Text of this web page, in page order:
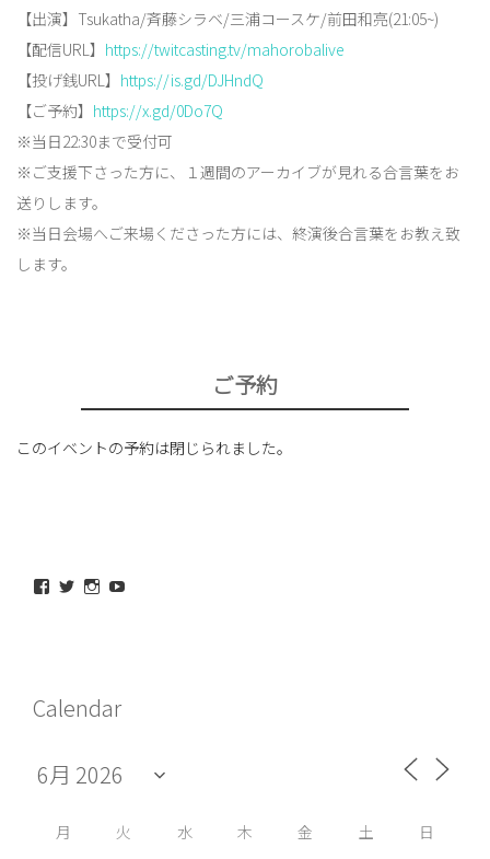
【出演】Tsukatha/斉藤シラベ/三浦コースケ/前田和亮(21:05~)
【配信URL】 https://twitcasting.tv/mahorobalive
【投げ銭URL】 https://is.gd/DJHndQ
【ご予約】 https://x.gd/0Do7Q
※当日22:30まで受付可
※ご支援下さった方に、１週間のアーカイブが見れる合言葉をお
送りします。
※当日会場へご来場くださった方には、終演後合言葉をお教え致
します。
ご予約
このイベントの予約は閉じられました。
maeda_kazuaki@me.com
ィ
ー
を
Facebook
示
maedakazuaki
さ
ィ
ー
を
Twitter
maede_kazuaki
ィ
ー
を
Instagram
YouTube
示
Calendar
月 火 水 木 金 土 日